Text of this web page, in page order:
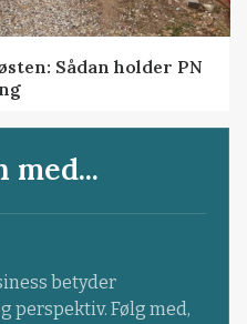
Sådan holder PN
med...
betyder
perspektiv. Følg med,